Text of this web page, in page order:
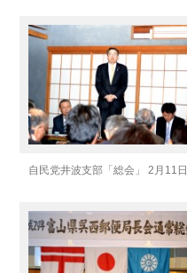
自民党井波支部「総会」 2月11日